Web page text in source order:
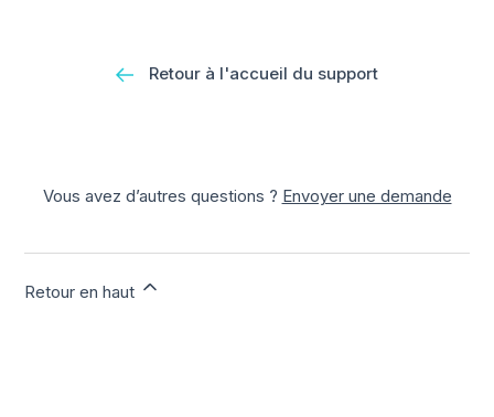
Retour à l'accueil du support
Vous avez d’autres questions ? Envoyer une demande
Retour en haut